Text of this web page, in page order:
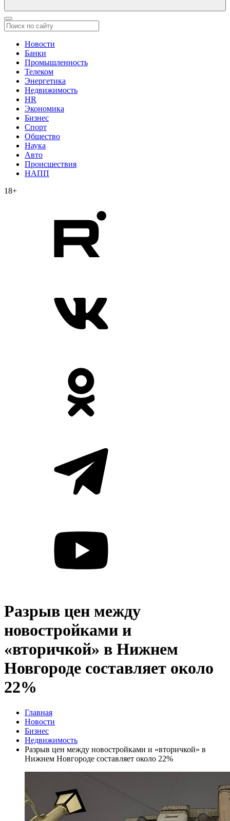
Новости
Банки
Промышленность
Телеком
Энергетика
Недвижимость
HR
Экономика
Бизнес
Спорт
Общество
Наука
Авто
Происшествия
НАПП
18+
Разрыв цен между
новостройками и
«вторичкой» в Нижнем
Новгороде составляет около
22%
Главная
Новости
Бизнес
Недвижимость
Разрыв цен между новостройками и «вторичкой» в
Нижнем Новгороде составляет около 22%